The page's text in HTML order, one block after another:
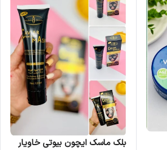
بلک ماسک ایچون بیوتی خاویار